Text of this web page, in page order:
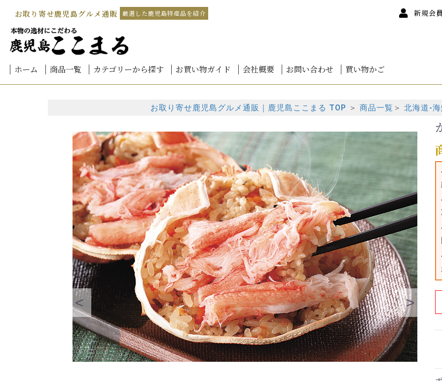
お取り寄せ鹿児島グルメ通販 厳選した鹿児島特産品を紹介 新規会
ホーム 商品一覧
カテゴリーから探す
鹿児島黒豚しゃぶしゃぶ
北海道-海鮮グルメ 北の海鮮鍋
北海道干物
北海道バラエティ
北海道魚卵
北海道かに
北海道鮭
北海道海鮮丼
海鮮お刺身
海鮮しゃぶしゃぶ
鹿児島黒豚加工品
鹿児島黒豚餃子
国産 うなぎ 鹿児島産 うなぎ 蒲焼き 鹿児島産
うなぎ 白焼き 鹿児島産
うなぎ 蒲焼・白焼詰合せ
うなぎお得セット
きざみうなぎ
生産者 伊崎田の鰻
生産者 楠田淡水
鹿児島黒毛和牛
桜島小みかん
カンパチ
本家 白熊
お茶 霧島茶
黒豚みそ
さつま揚げ
予算別 4,000円未満
4,000円～
6,000円～
8,000円～
10,000円～
12,000円～
14,000円～
16,000円～
18,000円以上
お買い物ガイド
ご注文方法
お支払方法
会員登録について
熨斗(のし)について
メッセージカードについて
送料について
商品のお届けについて
配送方法
返品・キャンセル
領収書について
よくあるご質問
会社概要 お問い合わせ 買い物かご
お取り寄せ鹿児島グルメ通販｜鹿児島ここまる TOP ＞ 商品一覧 ＞ 北海道-海